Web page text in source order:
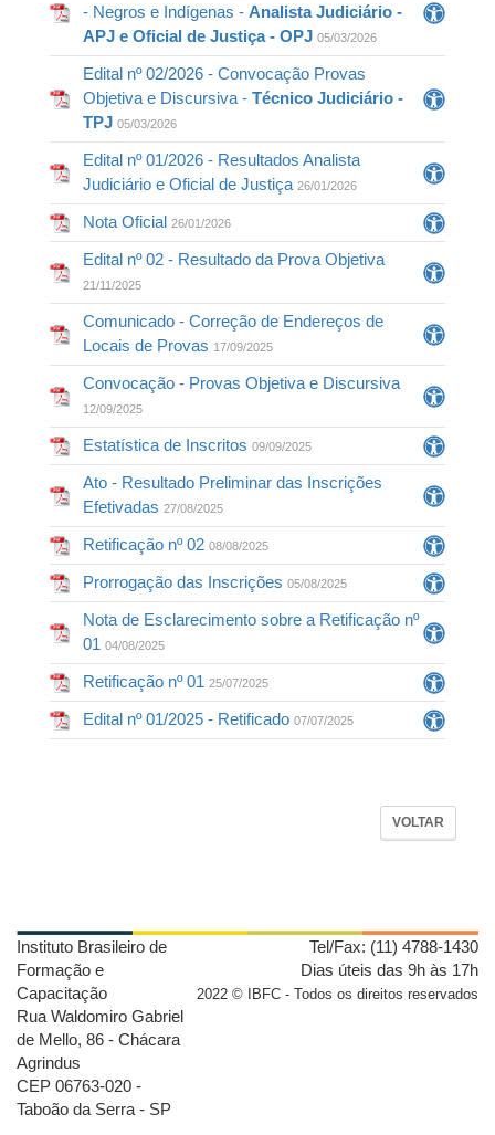
- Negros e Indígenas - Analista Judiciário -
APJ e Oficial de Justiça - OPJ 05/03/2026
Edital nº 02/2026 - Convocação Provas
Objetiva e Discursiva - Técnico Judiciário -
TPJ 05/03/2026
Edital nº 01/2026 - Resultados Analista
Judiciário e Oficial de Justiça 26/01/2026
Nota Oficial 26/01/2026
Edital nº 02 - Resultado da Prova Objetiva
21/11/2025
Comunicado - Correção de Endereços de
Locais de Provas 17/09/2025
Convocação - Provas Objetiva e Discursiva
12/09/2025
Estatística de Inscritos 09/09/2025
Ato - Resultado Preliminar das Inscrições
Efetivadas 27/08/2025
Retificação nº 02 08/08/2025
Prorrogação das Inscrições 05/08/2025
Nota de Esclarecimento sobre a Retificação nº
01 04/08/2025
Retificação nº 01 25/07/2025
Edital nº 01/2025 - Retificado 07/07/2025
VOLTAR
Tel/Fax: (11) 4788-1430
Dias úteis das 9h às 17h
2022 © IBFC - Todos os direitos reservados
Instituto Brasileiro de
Formação e
Capacitação
Rua Waldomiro Gabriel
de Mello, 86 - Chácara
Agrindus
CEP 06763-020 -
Taboão da Serra - SP